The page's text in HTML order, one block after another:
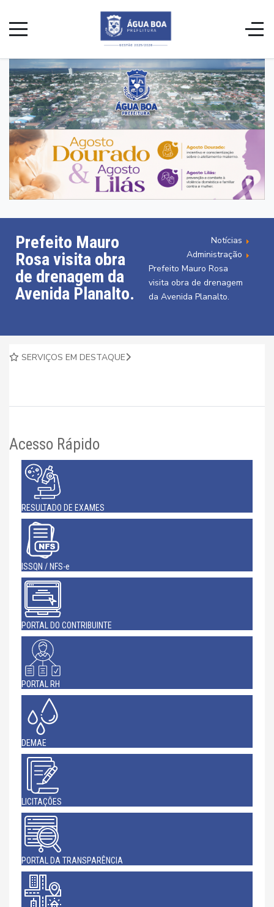
Prefeito Mauro
Rosa visita obra
de drenagem da
Avenida Planalto.
Notícias
Administração
Prefeito Mauro Rosa
visita obra de drenagem
da Avenida Planalto.
SERVIÇOS EM DESTAQUE
Acesso Rápido
RESULTADO DE EXAMES
ISSQN / NFS-e
PORTAL DO CONTRIBUINTE
PORTAL RH
DEMAE
LICITAÇÕES
PORTAL DA TRANSPARÊNCIA